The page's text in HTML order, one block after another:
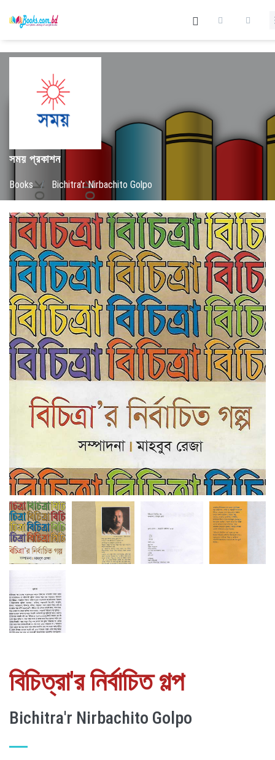
সময় প্রকাশন
Books / Bichitra'r Nirbachito Golpo
বিচিত্রা'র নির্বাচিত গল্প
Bichitra'r Nirbachito Golpo